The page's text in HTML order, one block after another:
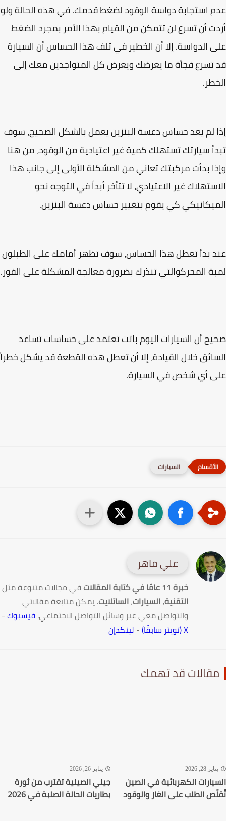
استجابة دواسة الوقود لضغط قدمك. في هذه الحالة ولو
أن تسرع لن تتمكن من القيام بهذا الأمر بمجرد الضغط
الدواسة. إلا أن الخطير في تلف هذا الحساس أن السيارة
فجأة ما يعرضك ويعرض كل المتواجدين معك إلى
لم يعد حساس دعسة البنزين يعمل بالشكل الصحيح، سوف
سيارتك تستهلك كمية غير اعتيادية من الوقود، من هنا
بدأت مركبتك تعاني من المشكلة الأولى إلى جانب هذا
غير الاعتيادي، لا تتأخر أبداً في التوجه نحو
كي يقوم بتغيير حساس دعسة البنزين.
بدأ تعطل هذا الحساس، سوف تظهر أمامك على الطبلون
المحركوالتي تنذرك بضرورة معالجة المشكلة على الفور.
أن السيارات اليوم باتت تعتمد على حساسات تساعد
خلال القيادة، إلا أن تعطل هذه القطعة قد يشكل خطراً
أي شخص في السيارة.
السيارات
علي ماهر
خبرة 11 عامًا في كتابة المقالات
في مجالات متنوعة مثل
التقنية،السيارات،الساتلايت. يمكن متابعة مقالاتي
والتواصل معي عبر وسائل التواصل الاجتماعي.فيسبوك-
-لينكدإن
قد تهمك
28, 2026
الكهربائية في الصين
الطلب على الغاز والوقود
يناير 26, 2026
جيلي الصينية تقترب من ثورة
بطاريات الحالة الصلبة في 2026